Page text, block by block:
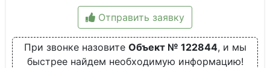
Отправить заявку
При звонке назовите Объект № 122844, и мы
быстрее найдем необходимую информацию!